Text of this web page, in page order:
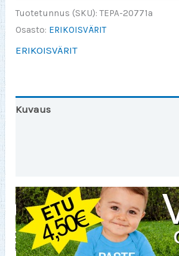
Tuotetunnus (SKU):TEPA-20771a
Osasto: ERIKOISVÄRIT
ERIKOISVÄRIT
Kuvaus